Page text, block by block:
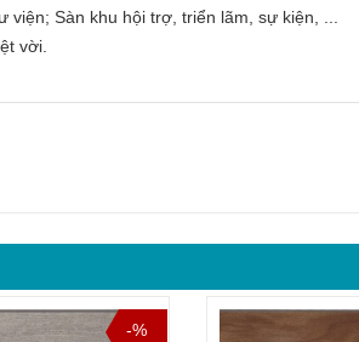
viện; Sàn khu hội trợ, triển lãm, sự kiện, ...
vời.
-%